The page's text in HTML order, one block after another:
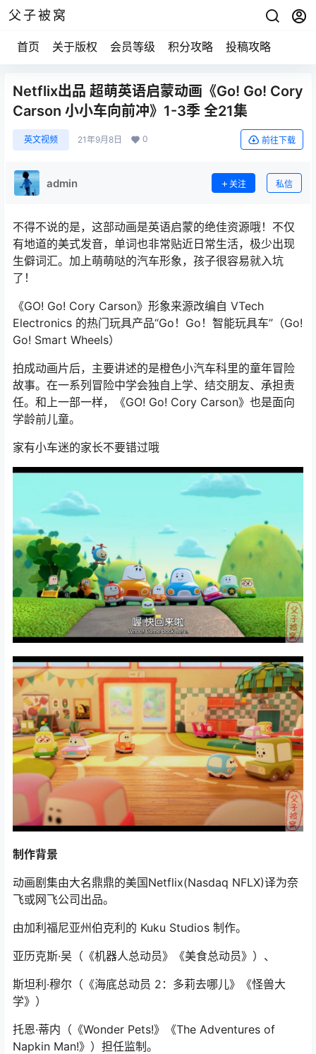
父子被窝
首页 关于版权 会员等级 积分攻略 投稿攻略
Netflix出品 超萌英语启蒙动画《Go! Go! Cory
Carson 小小车向前冲》1-3季 全21集
英文视频 21年9月8日 0 前往下载
admin 关注 私信
不得不说的是，这部动画是英语启蒙的绝佳资源哦！不仅
有地道的美式发音，单词也非常贴近日常生活，极少出现
生僻词汇。加上萌萌哒的汽车形象，孩子很容易就入坑
了！
《GO! Go! Cory Carson》形象来源改编自 VTech
Electronics 的热门玩具产品“Go！Go！智能玩具车”（Go!
Go! Smart Wheels）
拍成动画片后，主要讲述的是橙色小汽车科里的童年冒险
故事。在一系列冒险中学会独自上学、结交朋友、承担责
任。和上一部一样，《GO! Go! Cory Carson》也是面向
学龄前儿童。
家有小车迷的家长不要错过哦
制作背景
动画剧集由大名鼎鼎的美国Netflix(Nasdaq NFLX)译为奈
飞或网飞公司出品。
由加利福尼亚州伯克利的 Kuku Studios 制作。
亚历克斯·吴（《机器人总动员》《美食总动员》）、
斯坦利·穆尔（《海底总动员 2：多莉去哪儿》《怪兽大
学》）
托恩·蒂内（《Wonder Pets!》《The Adventures of
Napkin Man!》）担任监制。